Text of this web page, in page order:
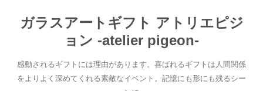
ガラスアートギフト アトリエピジ
ョン -atelier pigeon-
感動されるギフトには理由があります。喜ばれるギフトは人間関係
をよりよく深めてくれる素敵なイベント。記憶にも形にも残るシー